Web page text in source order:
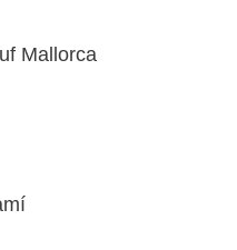
Mallorca